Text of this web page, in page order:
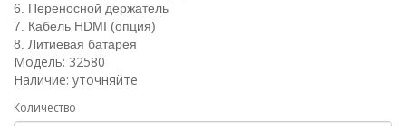
6. Переносной держатель
7. Кабель HDMI (опция)
8. Литиевая батарея
Модель: 32580
Наличие: уточняйте
Количество